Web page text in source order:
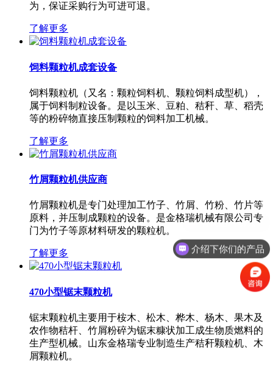
为，保证采购行为可进可退。
了解更多
饲料颗粒机成套设备
饲料颗粒机（又名：颗粒饲料机、颗粒饲料成型机），
属于饲料制粒设备。是以玉米、豆粕、秸秆、草、稻壳
等的粉碎物直接压制颗粒的饲料加工机械。
了解更多
竹屑颗粒机供应商
竹屑颗粒机是专门处理加工竹子、竹屑、竹粉、竹片等
原料，并压制成颗粒的设备。是金格瑞机械有限公司专
门为竹子等原材料研发的颗粒机。
了解更多
470小型锯末颗粒机
锯末颗粒机主要用于桉木、松木、桦木、杨木、果木及
农作物秸杆、竹屑粉碎为锯末糠状加工成生物质燃料的
生产型机械。山东金格瑞专业制造生产秸秆颗粒机、木
屑颗粒机。
介绍下你们的产品